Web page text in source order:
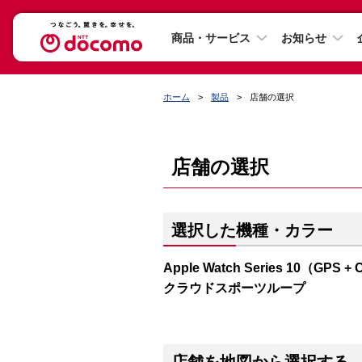
商品・サービス お知らせ
ホーム 製品 店舗の選択
店舗の選択
選択した機種・カラー
Apple Watch Series 10（GPS +
クラウドスポーツループ